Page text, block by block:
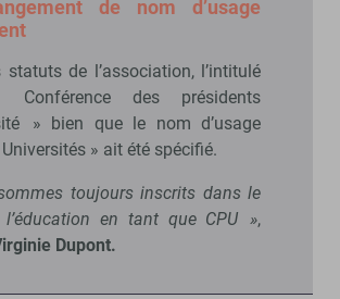
de nom d’usage
statuts de l’association, l’intitulé
Conférence des présidents
» bien que le nom d’usage
» ait été spécifié.
toujours inscrits dans le
en tant que CPU »,
Dupont.